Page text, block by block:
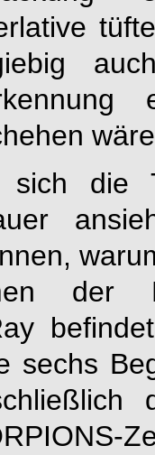
sich die
der
sechs